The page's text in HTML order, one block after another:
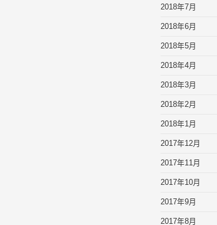
2018年7月
2018年6月
2018年5月
2018年4月
2018年3月
2018年2月
2018年1月
2017年12月
2017年11月
2017年10月
2017年9月
2017年8月